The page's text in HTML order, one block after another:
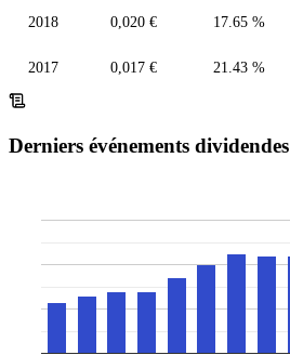
2018 0,020 € 17.65 %
2017 0,017 € 21.43 %
Derniers événements dividendes